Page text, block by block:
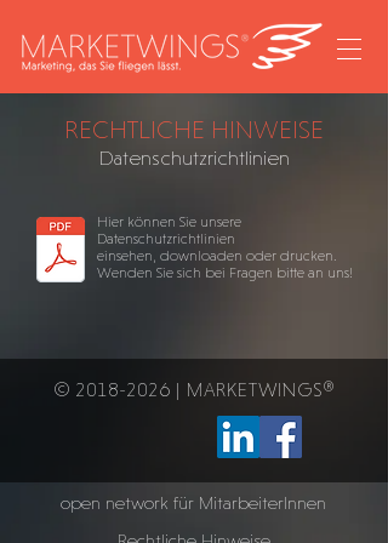
Datenschutzrichtlinien
RECHTLICHE HINWEISE
Hier können Sie unsere
Datenschutzrichtlinien
einsehen, downloaden oder drucken.
Wenden Sie sich bei Fragen bitte an uns!
©2018-2026 | MARKETWINGS®
open network für MitarbeiterInnen